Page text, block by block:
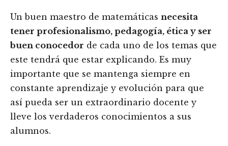
Un buen maestro de matemáticas necesita
tener profesionalismo, pedagogía, ética y ser
buen conocedor de cada uno de los temas que
este tendrá que estar explicando. Es muy
importante que se mantenga siempre en
constante aprendizaje y evolución para que
así pueda ser un extraordinario docente y
lleve los verdaderos conocimientos a sus
alumnos.